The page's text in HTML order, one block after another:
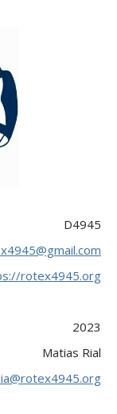
D4945
rotex4945.org
2023
Matias Rial